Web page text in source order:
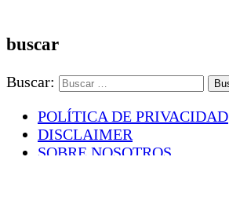
buscar
Buscar:
POLÍTICA DE PRIVACIDAD
DISCLAIMER
SOBRE NOSOTROS